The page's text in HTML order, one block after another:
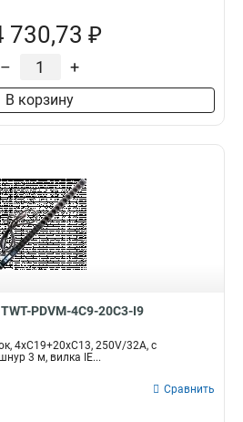
730,73 ₽
– +
В корзину
PDVM-4C9-20C3-I9
4xC19+20xC13, 250V/32A, с
3 м, вилка IE...
Сравнить